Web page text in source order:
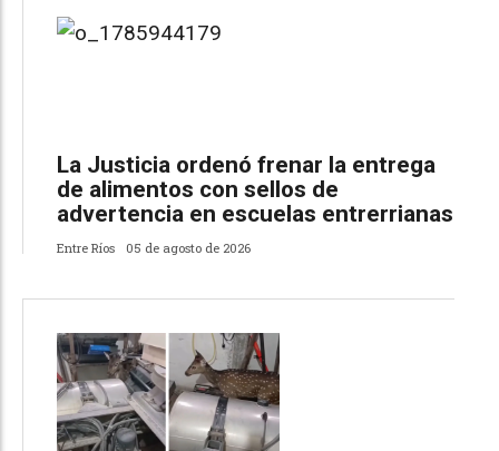
La Justicia ordenó frenar la entrega
de alimentos con sellos de
advertencia en escuelas entrerrianas
Entre Ríos 05 de agosto de 2026